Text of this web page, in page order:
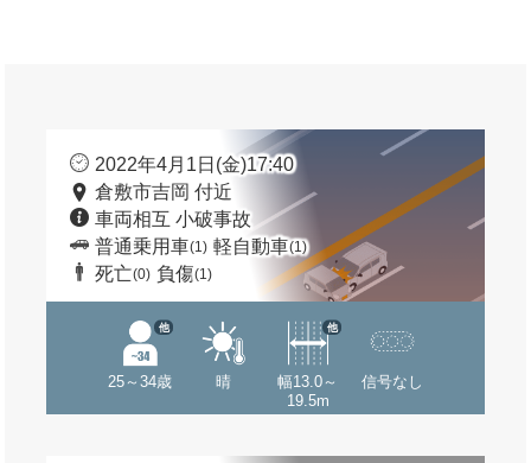
2022年4月1日(金)17:40
倉敷市吉岡 付近
車両相互 小破事故
普通乗用車(1) 軽自動車(1)
死亡(0) 負傷(1)
25～34歳
他
晴
幅13.0～
19.5m
他
信号なし